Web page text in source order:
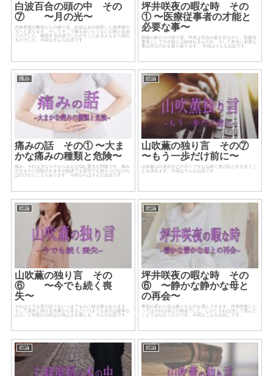
白波百合の頭の中 その
⑦ 〜月の光〜
内海青葉の教室からの帰り道、白波はあの急変した患者様の
元へと戻ります。そしてそこで最も会いたくない人物と出会
うのでした。困惑する白波でしたがそこにある人もまた現れ
るのでした。今回はそんなお話です。
坪井咲夜の暇な時 その
① 〜医療従事者の才能と
必要な事〜
講義の終わりの帰り道、坪井は百合の姿を見ながら、医療従
事者としての才能とは如何なるものか、そして本当に必要な
事は何なのかを振り返ります。 今回はそんなお話です。
痛み
痛みの話 その① 〜大ま
かな痛みの種類と危険〜
痛み。それは大なり小なりみんな悩む重大な問題です。痛み
が大まかに分類されますが臨床でも在宅でも気をつけなけれ
ば行けないこともあります。今回からはそんなお話です。
総論
山吹薫の独り言 その⑦
〜もう一歩だけ前に〜
山吹薫は白波百合との日々で今なお続く昔の話と向き合うこ
とを決めます。今回はそんなお話です。
総論
山吹薫の独り言 その
⑥ 〜今でも続く喪
失〜
それはとても昔の話でもいつまでも心に残る事もあります。
そして成長し続ける先輩から見るといつまでも自分は後輩な
んだ。と何処か山吹は心地よさを感じる。そんなお話です。
総論
坪井咲夜の暇な時 その
⑥ 〜静かな静かな母と
の再会〜
季節の変わり目は様々なものを運んできます。坪井咲夜にと
ってはそれは母との再会でした。しかしそれは決して望んだ
ことではなかったのです。今回はこんなお話しです。
総論 総論